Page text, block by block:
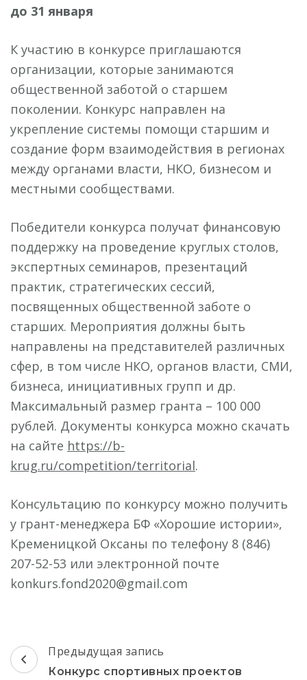
до 31 января
К участию в конкурсе приглашаются
организации, которые занимаются
общественной заботой о старшем
поколении. Конкурс направлен на
укрепление системы помощи старшим и
создание форм взаимодействия в регионах
между органами власти, НКО, бизнесом и
местными сообществами.
Победители конкурса получат финансовую
поддержку на проведение круглых столов,
экспертных семинаров, презентаций
практик, стратегических сессий,
посвященных общественной заботе о
старших. Мероприятия должны быть
направлены на представителей различных
сфер, в том числе НКО, органов власти, СМИ,
бизнеса, инициативных групп и др.
Максимальный размер гранта – 100 000
рублей. Документы конкурса можно скачать
на сайте https://b-
krug.ru/competition/territorial.
Консультацию по конкурсу можно получить
у грант-менеджера БФ «Хорошие истории»,
Кременицкой Оксаны по телефону 8 (846)
207-52-53 или электронной почте
konkurs.fond2020@gmail.com
Навигация
по
Предыдущая запись
Конкурс спортивных проектов